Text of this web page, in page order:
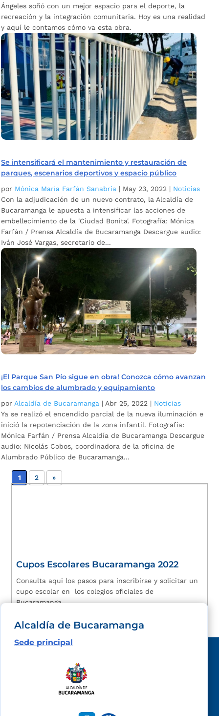
Ángeles soñó con un mejor espacio para el deporte, la
recreación y la integración comunitaria. Hoy es una realidad
y aquí le contamos cómo va esta obra.
Se intensificará el mantenimiento y restauración de
parques, escenarios deportivos y espacio público
por Mónica María Farfán Sanabria | May 23, 2022 | Noticias
Con la adjudicación de un nuevo contrato, la Alcaldía de
Bucaramanga le apuesta a intensificar las acciones de
embellecimiento de la 'Ciudad Bonita'. Fotografía: Mónica
Farfán / Prensa Alcaldía de Bucaramanga Descargue audio:
Iván José Vargas, secretario de...
¡El Parque San Pío sigue en obra! Conozca cómo avanzan
los cambios de alumbrado y equipamiento
por Alcaldía de Bucaramanga | Abr 25, 2022 | Noticias
Ya se realizó el encendido parcial de la nueva iluminación e
inició la repotenciación de la zona infantil. Fotografía:
Mónica Farfán / Prensa Alcaldía de Bucaramanga Descargue
audio: Nicolás Cobos, coordinadora de la oficina de
Alumbrado Público de Bucaramanga...
1 2 »
Cupos Escolares Bucaramanga 2022
Consulta aqui los pasos para inscribirse y solicitar un
cupo escolar en los colegios oficiales de
Bucaramanga.
Alcaldía de Bucaramanga
Sede principal